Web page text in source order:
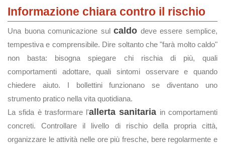
Informazione chiara contro il rischio
Una buona comunicazione sulcaldo deve essere semplice,
tempestiva e comprensibile. Dire soltanto che "farà molto caldo"
non basta: bisogna spiegare chi rischia di più, quali
comportamenti adottare, quali sintomi osservare e quando
chiedere aiuto. I bollettini funzionano se diventano uno
strumento pratico nella vita quotidiana.
La sfida è trasformare l'allerta sanitaria in comportamenti
concreti. Controllare il livello di rischio della propria città,
organizzare le attività nelle ore più fresche, bere regolarmente e